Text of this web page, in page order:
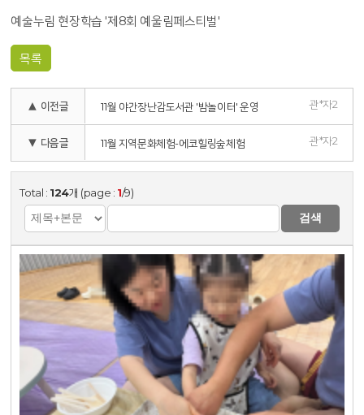
예술누림 현장학습 '제8회 예울림페스티벌'
목록
▲ 이전글 11월 야간장난감도서관 '밤놀이터' 운영 관*자2
▼ 다음글 11월 지역문화체험-에코힐링숲체험 관*자2
Total : 124개 (page : 1/9)
검색